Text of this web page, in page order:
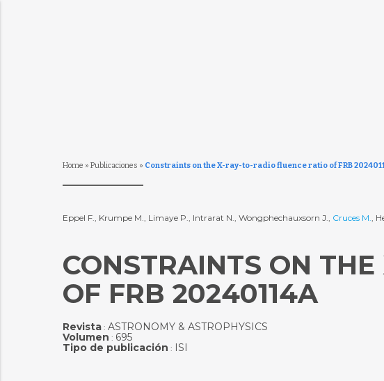
Home » Publicaciones » Constraints on the X-ray-to-radio fluence ratio of FRB
Eppel F., Krumpe M., Limaye P., Intrarat N., Wongphechauxsorn J., Cruces M.,
CONSTRAINTS ON
OF FRB 20240114A
Revista: ASTRONOMY & ASTROPHYSICS
Volumen : 695
Tipo de publicación : ISI